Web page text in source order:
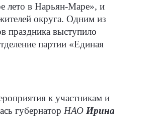
лето в Нарьян-Маре», и
округа. Одним из
праздника выступило
партии «Единая
к участникам и
губернатор НАО Ирина